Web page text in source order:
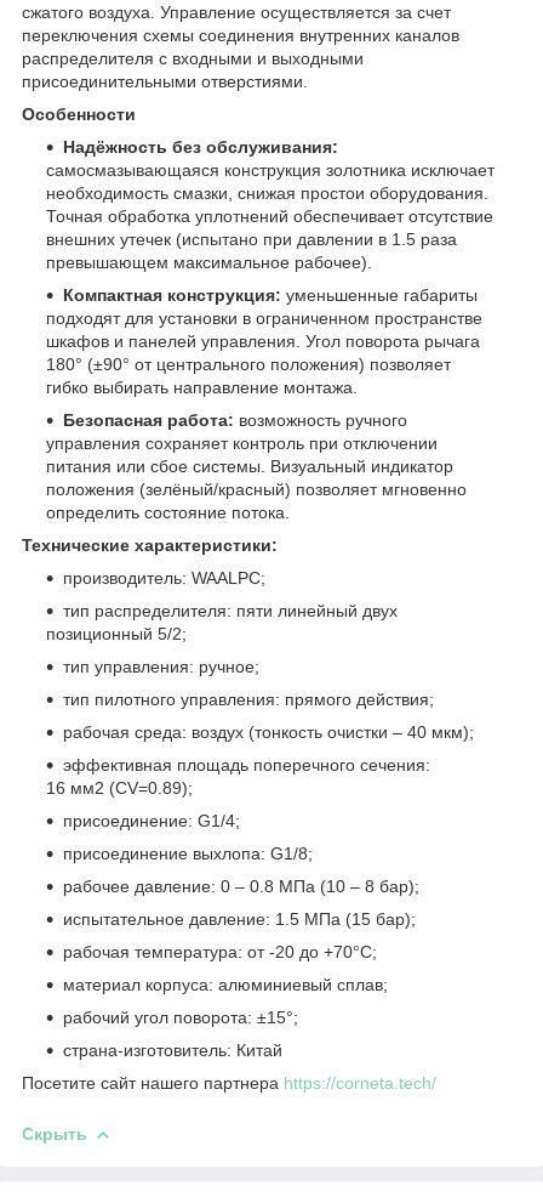
сжатого воздуха. Управление осуществляется за счет
переключения схемы соединения внутренних каналов
распределителя с входными и выходными
присоединительными отверстиями.
Особенности
Надёжность без обслуживания:
самосмазывающаяся конструкция золотника исключает
необходимость смазки, снижая простои оборудования.
Точная обработка уплотнений обеспечивает отсутствие
внешних утечек (испытано при давлении в 1.5 раза
превышающем максимальное рабочее).
Компактная конструкция: уменьшенные габариты
подходят для установки в ограниченном пространстве
шкафов и панелей управления. Угол поворота рычага
180° (±90° от центрального положения) позволяет
гибко выбирать направление монтажа.
Безопасная работа: возможность ручного
управления сохраняет контроль при отключении
питания или сбое системы. Визуальный индикатор
положения (зелёный/красный) позволяет мгновенно
определить состояние потока.
Технические характеристики:
производитель: WAALPC;
тип распределителя: пяти линейный двух
позиционный 5/2;
тип управления: ручное;
тип пилотного управления: прямого действия;
рабочая среда: воздух (тонкость очистки – 40 мкм);
эффективная площадь поперечного сечения:
16 мм2 (CV=0.89);
присоединение: G1/4;
присоединение выхлопа: G1/8;
рабочее давление: 0 – 0.8 МПа (10 – 8 бар);
испытательное давление: 1.5 МПа (15 бар);
рабочая температура: от -20 до +70°C;
материал корпуса: алюминиевый сплав;
рабочий угол поворота: ±15°;
страна-изготовитель: Китай
Посетите сайт нашего партнера https://corneta.tech/
Скрыть